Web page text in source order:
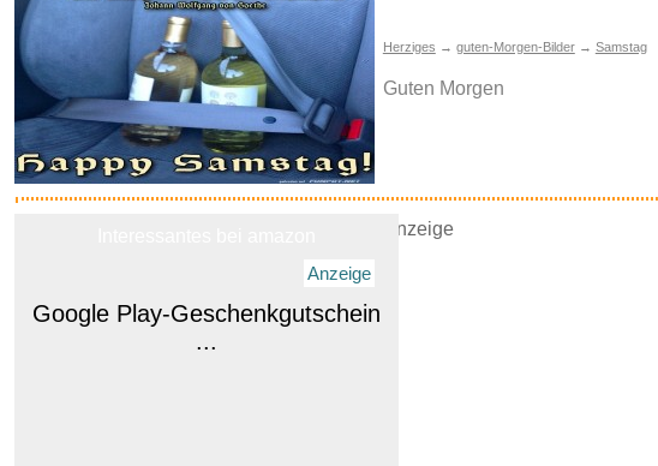
Herziges → guten-Morgen-Bilder→ Samstag
Guten Morgen
Anzeige
Anzeige